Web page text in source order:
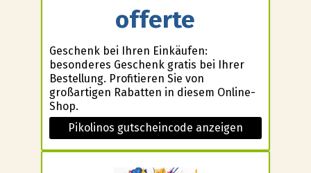
offerte
Geschenk bei Ihren Einkäufen:
besonderes Geschenk gratis bei Ihrer
Bestellung. Profitieren Sie von
großartigen Rabatten in diesem Online-
Shop.
Pikolinos gutscheincode anzeigen